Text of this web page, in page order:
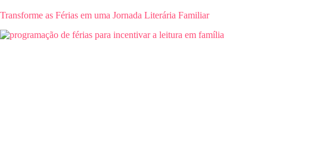
Transforme as Férias em uma Jornada Literária Familiar